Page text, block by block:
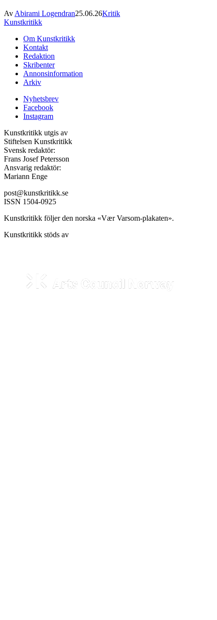
Av Abirami Logendran25.06.26Kritik
Kunstkritikk
Om Kunstkritikk
Kontakt
Redaktion
Skribenter
Annonsinformation
Arkiv
Nyhetsbrev
Facebook
Instagram
Kunstkritikk utgis av
Stiftelsen Kunstkritikk
Svensk redaktör:
Frans Josef Petersson
Ansvarig redaktör:
Mariann Enge
post@kunstkritikk.se
ISSN 1504-0925
Kunstkritikk följer den norska «Vær Varsom-plakaten».
Kunstkritikk stöds av